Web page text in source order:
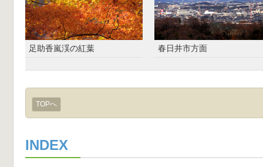
足助香嵐渓の紅葉 春日井市方面
TOPへ
INDEX